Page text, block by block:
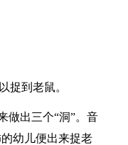
捉到老鼠。
做出三个“洞”。音
幼儿便出来捉老